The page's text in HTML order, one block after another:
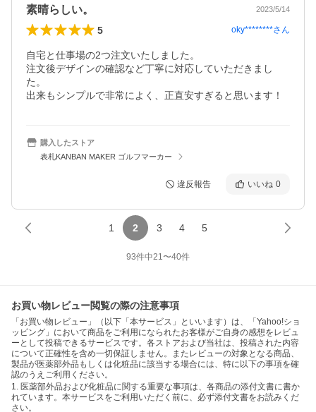
素晴らしい。 2023/5/14
5 oky********さん
自宅と仕事場の2つ注文いたしました。
注文後デザインの確認など丁寧に対応していただきまし
た。
購入したストア
表札KANBAN MAKER ゴルフマーカー
違反報告 いいね 0
1 2 3 4 5
93件中21〜40件
お買い物レビュー閲覧の際の注意事項
「お買い物レビュー」（以下「本サービス」といいます）は、「Yahoo!ショ
ッピング」において商品をご利用になられたお客様がご自身の感想をレビュ
ーとして投稿できるサービスです。各ストアおよび当社は、投稿された内容
について正確性を含め一切保証しません。またレビューの対象となる商品、
製品が医薬部外品もしくは化粧品に該当する場合には、特に以下の事項を確
認のうえご利用ください。
1. 医薬部外品および化粧品に関する重要な事項は、各商品の添付文書に書か
れています。本サービスをご利用いただく前に、必ず添付文書をお読みくだ
さい。